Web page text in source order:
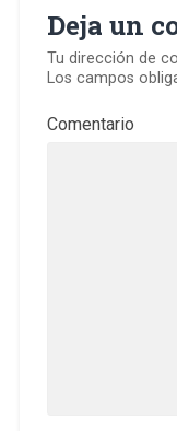
Deja un
Tu dirección de
Los campos
Comentario